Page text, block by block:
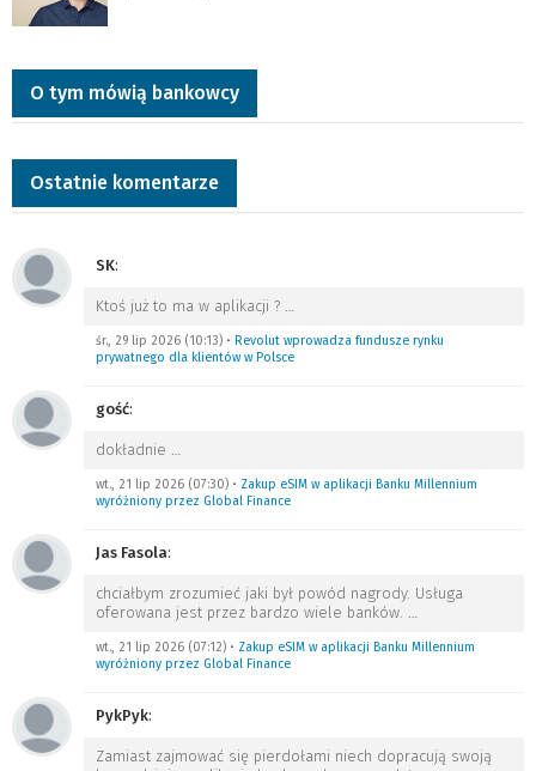
O tym mówią bankowcy
Ostatnie komentarze
SK:
Ktoś już to ma w aplikacji ? …
śr., 29 lip 2026 (10:13) • Revolut wprowadza fundusze rynku
prywatnego dla klientów w Polsce
gość:
dokładnie …
wt., 21 lip 2026 (07:30) • Zakup eSIM w aplikacji Banku Millennium
wyróżniony przez Global Finance
Jas Fasola:
chciałbym zrozumieć jaki był powód nagrody. Usługa
oferowana jest przez bardzo wiele banków. …
wt., 21 lip 2026 (07:12) • Zakup eSIM w aplikacji Banku Millennium
wyróżniony przez Global Finance
PykPyk:
Zamiast zajmować się pierdołami niech dopracują swoją